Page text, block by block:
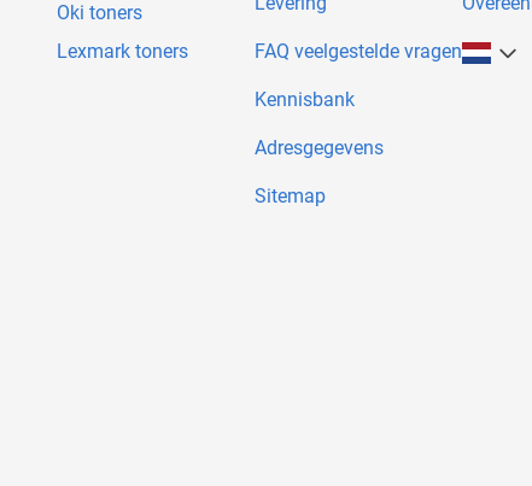
Oki toners
Lexmark toners
FAQ veelgestelde vragen
Kennisbank
Adresgegevens
Sitemap